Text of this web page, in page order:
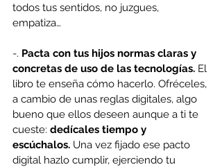
todos tus sentidos, no juzgues,
empatiza…
-. Pacta con tus hijos normas claras y
concretas de uso de las tecnologías. El
libro te enseña cómo hacerlo. Ofréceles,
a cambio de unas reglas digitales, algo
bueno que ellos deseen aunque a ti te
cueste: dedícales tiempo y
escúchalos. Una vez fijado ese pacto
digital hazlo cumplir, ejerciendo tu